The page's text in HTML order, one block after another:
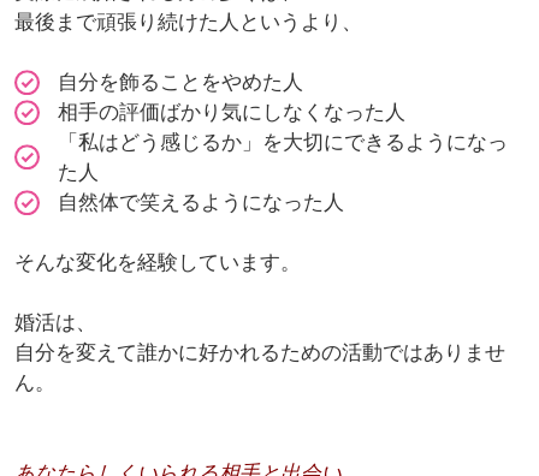
最後まで頑張り続けた人というより、
自分を飾ることをやめた人
相手の評価ばかり気にしなくなった人
「私はどう感じるか」を大切にできるようになっ
た人
自然体で笑えるようになった人
そんな変化を経験しています。
婚活は、
自分を変えて誰かに好かれるための活動ではありませ
ん。